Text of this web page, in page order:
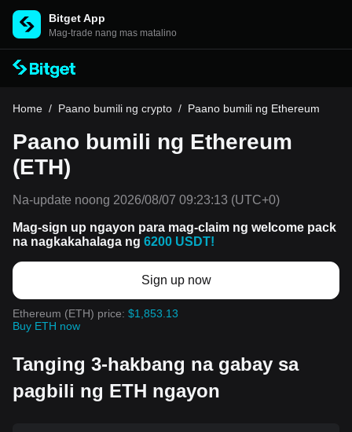
Bitget App
Mag-trade nang mas matalino
Home / Paano bumili ng crypto / Paano bumili ng Ethereum
Paano bumili ng Ethereum
(ETH)
Na-update noong 2026/08/07 09:23:13 (UTC+0)
Mag-sign up ngayon para mag-claim ng welcome pack
na nagkakahalaga ng 6200 USDT!
Sign up now
Ethereum (ETH) price: $1,853.13
Buy ETH now
Tanging 3-hakbang na gabay sa
pagbili ng ETH ngayon